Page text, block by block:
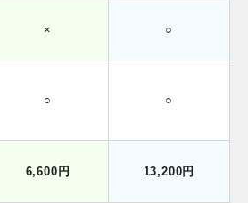
× ○
○ ○
6,600円 13,200円